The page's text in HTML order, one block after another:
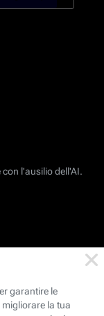
con l'ausilio dell'AI.